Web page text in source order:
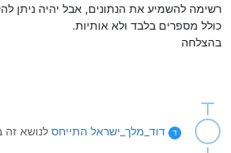
רשימה להשמיע את הנתונים, אבל יהיה ניתן
כולל מספרים בלבד ולא אותיות.
בהצלחה
ד דוד_מלך_ישראל התייחס לנושא זה